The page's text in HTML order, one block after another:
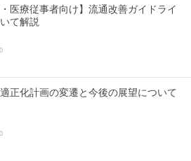
・医療従事者向け】流通改善ガイドライ
て解説
正化計画の変遷と今後の展望について